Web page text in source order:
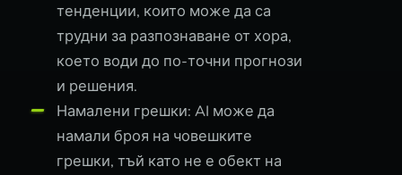
тенденции, които може да са
трудни за разпознаване от хора,
което води до по-точни прогнози
и решения.
Намалени грешки: AI може да
намали броя на човешките
грешки, тъй като не е обект на